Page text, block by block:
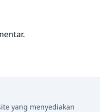
yang menyediakan